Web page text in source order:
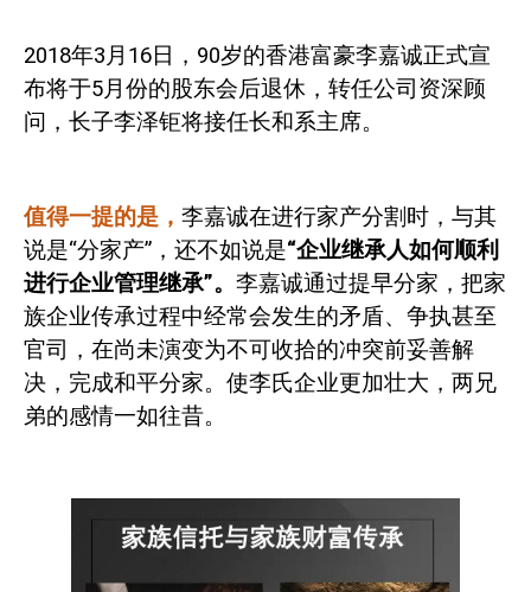
2018年3月 16日， 90岁的香港富豪李嘉诚正式宣
布将于5月份的股东会后退休，转任公司资深顾
问，长子李泽钜将接任长和系主席。
值得一提的是， 李嘉诚在进行家产分割时，与其
说是“分家产”，还不如说是“企业继承人如何顺利
进行企业管理继承”。 李嘉诚通过提早分家，把家
族企业传承过程中经常会发生的矛盾、争执甚至
官司，在尚未演变为不可收拾的冲突前妥善解
决，完成和平分家。使李氏企业更加壮大，两兄
弟的感情一如往昔。